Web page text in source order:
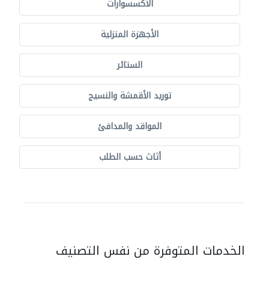
الاكسسوارات
الأجهزة المنزلية
الستائر
توريد الأقمشة والنسيج
المواقد والمدافئ
أثاث حسب الطلب
الخدمات المتوفرة من نفس التصنيف